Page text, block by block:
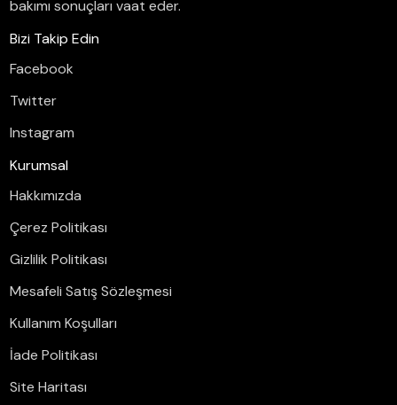
bakımı sonuçları vaat eder.
Bizi Takip Edin
Facebook
Twitter
Instagram
Kurumsal
Hakkımızda
Çerez Politikası
Gizlilik Politikası
Mesafeli Satış Sözleşmesi
Kullanım Koşulları
İade Politikası
Site Haritası